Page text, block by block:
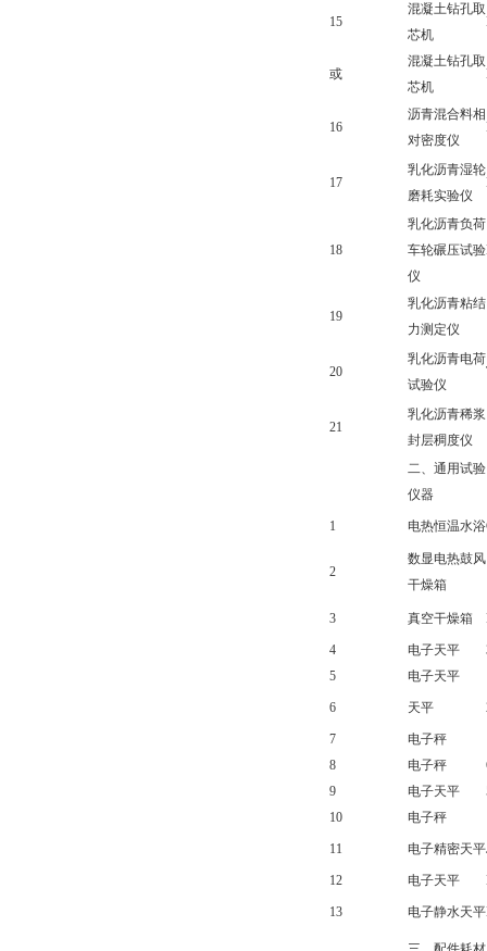
15
混凝土钻孔取
芯机
或
混凝土钻孔取
芯机
16
沥青混合料相
对密度仪
17
乳化沥青湿轮
磨耗实验仪
18
乳化沥青负荷
车轮碾压试验
仪
19
乳化沥青粘结
力测定仪
20
乳化沥青电荷
试验仪
21
乳化沥青稀浆
封层稠度仪
二、通用试验
仪器
1 电热恒温水浴
2
数显电热鼓风
干燥箱
3 真空干燥箱
4 电子天平
5
电子天平
6 天平
7 电子秤
8
电子秤
9
电子天平
10
电子秤
11 电子精密天平
12 电子天平
13 电子静水天平